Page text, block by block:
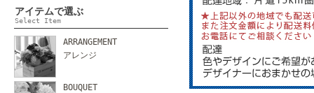
アイテムで選ぶ
Select Item
ARRANGEMENT
アレンジ
BOUQUET